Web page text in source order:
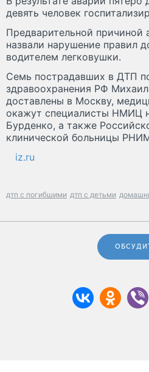
девять человек
Предварительной
назвали нарушение правил
водителем легковушки.
Семь пострадавших в ДТП
здравоохранения РФ
доставлены в Москву,
окажут специалисты НМИЦ
Бурденко, а также
клинической больницы
iz.ru
дтп с погибшими дтп с детьми